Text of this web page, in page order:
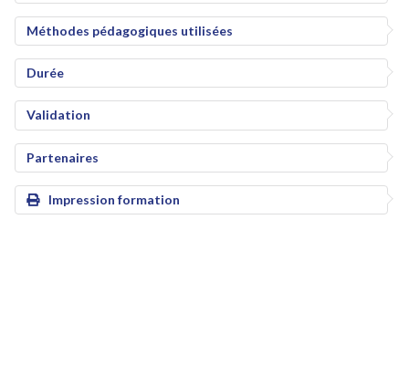
Méthodes pédagogiques utilisées
Durée
Validation
Partenaires
Impression formation